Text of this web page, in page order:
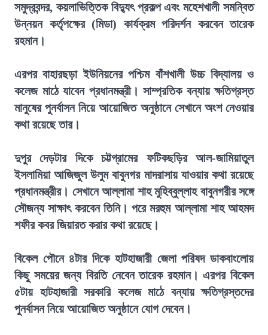
সমুদ্রবন্দর, কয়লাভিত্তিক বিদ্যুৎ প্রকল্প এবং মহেশখালী সমন্বিত
উন্নয়ন কর্তৃপক্ষের (মিডা) কার্যক্রম পরিদর্শন করবেন তারেক
রহমান।
এরপর বাহারছড়া ইউনিয়নের পশ্চিম বাঁশখালী উচ্চ বিদ্যালয় ও
কলেজ মাঠে যাবেন প্রধানমন্ত্রী। সাম্প্রতিক বন্যায় ক্ষতিগ্রস্ত
মানুষের পুনর্বাসন নিয়ে আয়োজিত অনুষ্ঠানে সেখানে অংশ নেওয়ার
কথা রয়েছে তার।
দুপুর দেড়টার দিকে চট্টগ্রামের ফটিকছড়ির আল-জামিয়াতুল
ইসলামিয়া আজিজুল উলুম বাবুনগর মাদরাসায় যাওয়ার কথা রয়েছে
প্রধানমন্ত্রীর। সেখানে আল্লামা শাহ মুহিব্বুল্লাহ বাবুনগরীর সঙ্গে
সৌজন্য সাক্ষাৎ করবেন তিনি। পরে মরহুম আল্লামা শাহ আহমদ
শফীর কবর জিয়ারত করার কথা রয়েছে।
বিকেল পৌনে ৪টার দিকে হাটহাজারী জেলা পরিষদ ডাকবাংলোয়
কিছু সময়ের জন্য বিরতি নেবেন তারেক রহমান। এরপর বিকেল
৫টায় হাটহাজারী সরকারি কলেজ মাঠে বন্যায় ক্ষতিগ্রস্তদের
পুনর্বাসন নিয়ে আয়োজিত অনুষ্ঠানে যোগ দেবেন।